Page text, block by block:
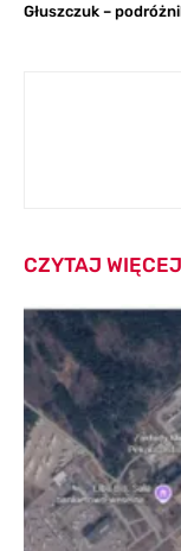
Głuszczuk –
CZYTAJ WIĘCEJ